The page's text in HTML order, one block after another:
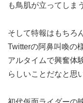
も鳥肌が立ってしま
そして特報はもちろ
Twitterの阿鼻叫喚の
アルタイムで興奮体
らしいことだなと思